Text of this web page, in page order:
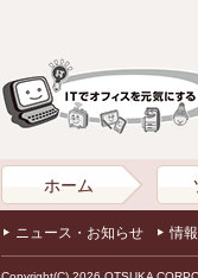
ホーム
ニュース・お知らせ 情